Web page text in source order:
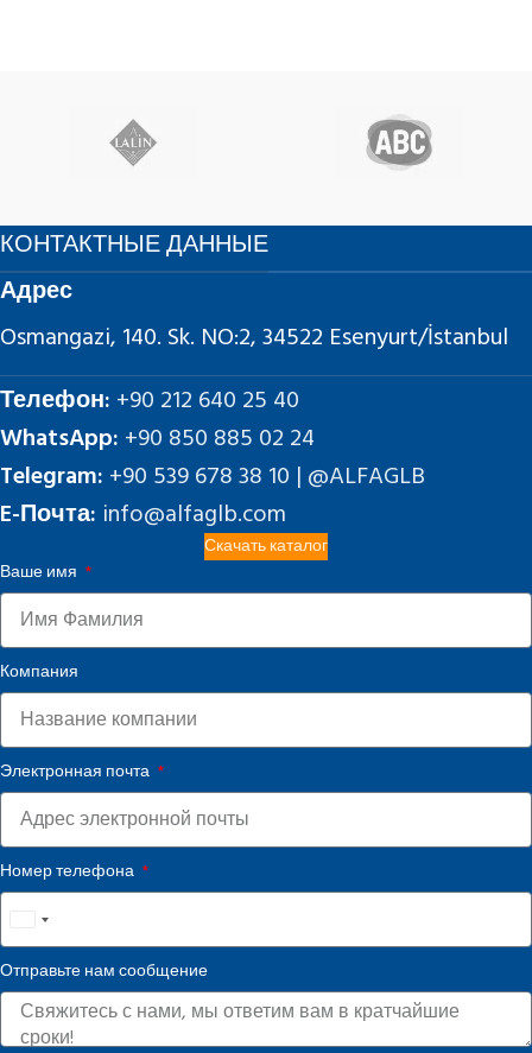
КОНТАКТНЫЕ ДАННЫЕ
Адрес
Osmangazi, 140. Sk. NO:2, 34522 Esenyurt/İstanbul
Телефон: +90 212 640 25 40
WhatsApp: +90 850 885 02 24
Telegram: +90 539 678 38 10 | @ALFAGLB
E-Почта: info@alfaglb.com
Скачать каталог
Ваше имя
Компания
Электронная почта
Номер телефона
United
States
+1
Отправьте нам сообщение